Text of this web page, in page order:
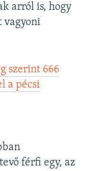
arról is, hogy
vagyoni
szerint 666
a pécsi
férfi egy, az